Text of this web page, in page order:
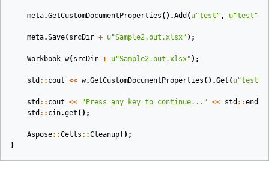
meta.GetCustomDocumentProperties ().Add ( u"test" , u"test"
meta.Save( srcDir + u"Sample2.out.xlsx" );
Workbook w( srcDir + u"Sample2.out.xlsx" ) ;
std :: cout << w.GetCustomDocumentProperties ().Get ( u"test"
std :: cout << "Press any key to continue..." << std ::endl
std :: cin.get ();
Aspose::Cells ::Cleanup();
}